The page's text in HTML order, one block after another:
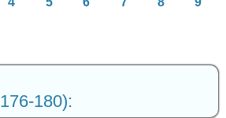
180):